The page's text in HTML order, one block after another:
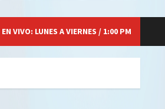
EN VIVO: LUNES A VIERNES / 1:00 PM